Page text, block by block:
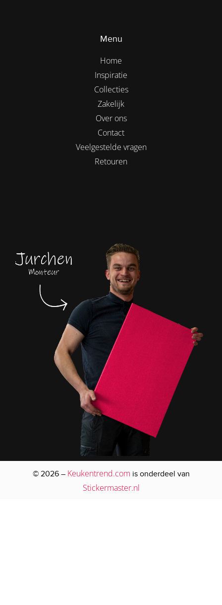
Menu
Home
Inspiratie
Collecties
Zakelijk
Over ons
Contact
Veelgestelde vragen
Retouren
© 2026 – Keukentrend.com is onderdeel van
Stickermaster.nl